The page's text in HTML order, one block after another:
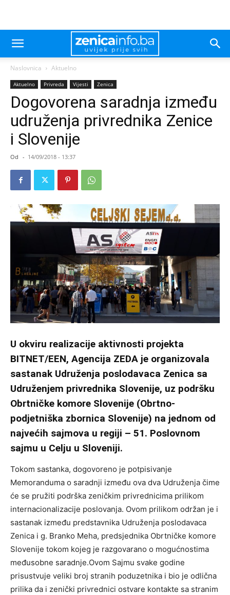
Naslovnica Aktuelno
Aktuelno Privreda Vijesti Zenica
Dogovorena saradnja između
udruženja privrednika Zenice
i Slovenije
Od - 14/09/2018 - 13:37
U okviru realizacije aktivnosti projekta
BITNET/EEN, Agencija ZEDA je organizovala
sastanak Udruženja poslodavaca Zenica sa
Udruženjem privrednika Slovenije, uz podršku
Obrtničke komore Slovenije (Obrtno-
podjetniška zbornica Slovenije) na jednom od
najvećih sajmova u regiji – 51. Poslovnom
sajmu u Celju u Sloveniji.
Tokom sastanka, dogovoreno je potpisivanje
Memoranduma o saradnji između ova dva Udruženja čime
će se pružiti podrška zeničkim privrednicima prilikom
internacionalizacije poslovanja. Ovom prilikom održan je i
sastanak između predstavnika Udruženja poslodavaca
Zenica i g. Branko Meha, predsjednika Obrtničke komore
Slovenije tokom kojeg je razgovarano o mogućnostima
međusobne saradnje.Ovom Sajmu svake godine
prisustvuje veliki broj stranih poduzetnika i bio je odlična
prilika da i zenički privrednici ostvare kontakte sa stranim